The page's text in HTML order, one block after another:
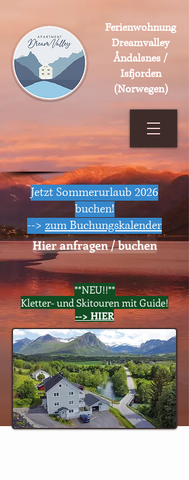
Ferienwohnung
Dreamvalley
Åndalsnes /
Isfjorden
(Norwegen)
Jetzt Sommerurlaub 2026
buchen!
--> zum Buchungskalender
Hier anfragen / buchen
**NEU!!**
Kletter- und Skitouren mit Guide!
--> HIER